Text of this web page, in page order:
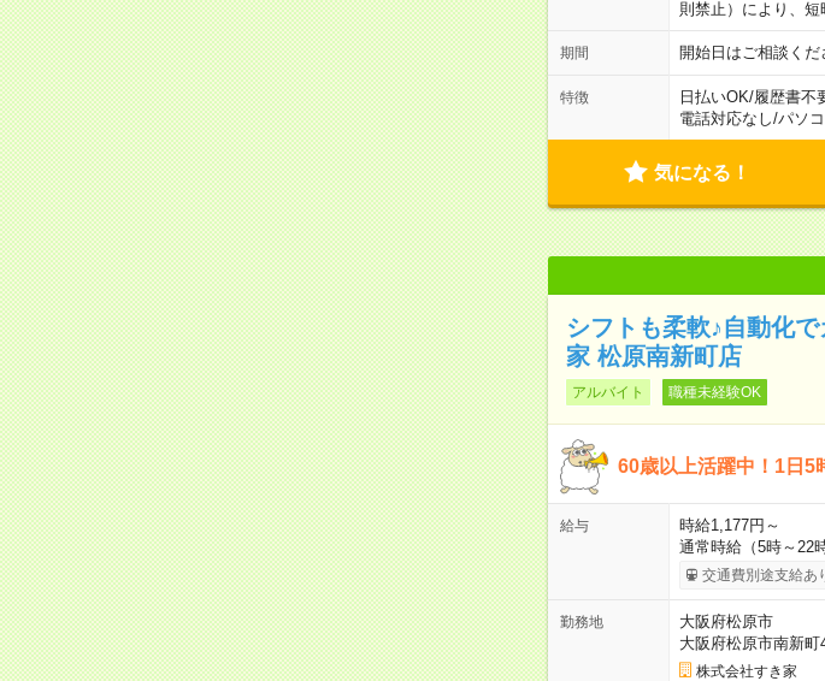
則禁止）により、
期間 開始日はご相談く
特徴 日払いOK/履歴書不
電話対応なし/パソ
気になる！
シフトも柔軟♪自動化
家 松原南新町店
アルバイト 職種未経験OK
60歳以上活躍中！1日5
給与
時給1,177円～
通常時給（5時～22
交通費別途支給あ
勤務地
大阪府松原市
大阪府松原市南新町
株式会社すき家